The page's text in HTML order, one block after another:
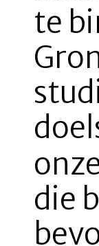
te
die